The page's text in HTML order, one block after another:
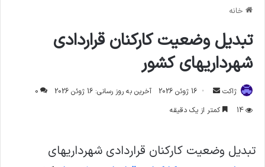
خانه
تبدیل وضعیت کارکنان قراردادی
شهرداریهای کشور
ژاکت
ارسال
ایمیل
16 ژوئن 2026 آخرین به روز رسانی: 16 ژوئن 2026
0
14
کمتر از یک دقیقه
تبدیل وضعیت کارکنان قراردادی شهرداریهای